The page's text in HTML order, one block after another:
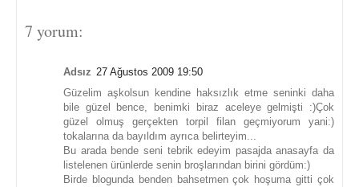
7 yorum:
Adsız 27 Ağustos 2009 19:50
Güzelim aşkolsun kendine haksızlık etme seninki daha
bile güzel bence, benimki biraz aceleye gelmişti :)Çok
güzel olmuş gerçekten torpil filan geçmiyorum yani:)
tokalarına da bayıldım ayrıca belirteyim...
Bu arada bende seni tebrik edeyim pasajda anasayfa da
listelenen ürünlerde senin broşlarından birini gördüm:)
Birde blogunda benden bahsetmen çok hoşuma gitti çok